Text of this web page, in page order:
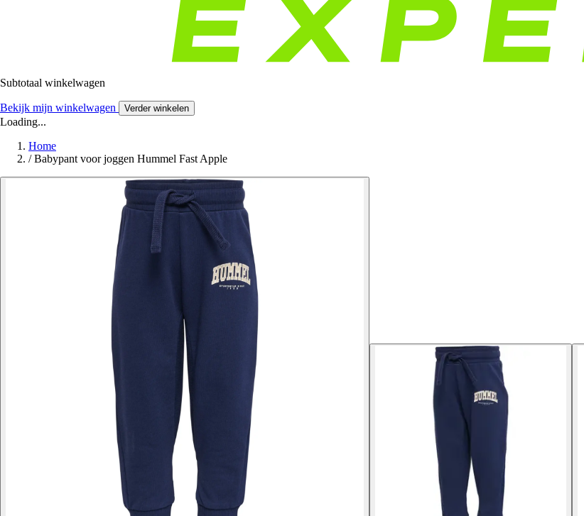
Subtotaal winkelwagen
Bekijk mijn winkelwagen Verder winkelen
Loading...
Home
/ Babypant voor joggen Hummel Fast Apple